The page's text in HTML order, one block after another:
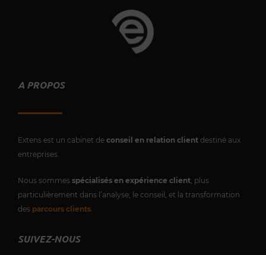
A PROPOS
Extens est un cabinet de conseil en relation client destiné aux
entreprises.
Nous sommes spécialisés en expérience client, plus
particulièrement dans l’analyse, le conseil, et la transformation
des parcours clients.
SUIVEZ-NOUS